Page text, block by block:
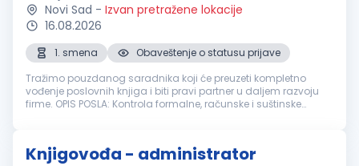
Novi Sad - Izvan pretražene lokacije
16.08.2026
1. smena
Obaveštenje o statusu prijave
Tražimo pouzdanog saradnika koji će preuzeti kompletno
vođenje poslovnih knjiga i biti pravi partner u daljem razvoju
firme. OPIS POSLA: Kontrola formalne, računske i suštinske
Knjigovođa - administrator